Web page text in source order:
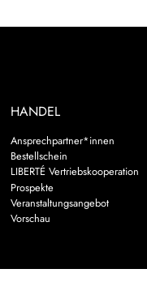
HANDEL
Ansprechpartner*innen
Bestellschein
LIBERTÉ Vertriebskooperation
Prospekte
Veranstaltungsangebot
Vorschau